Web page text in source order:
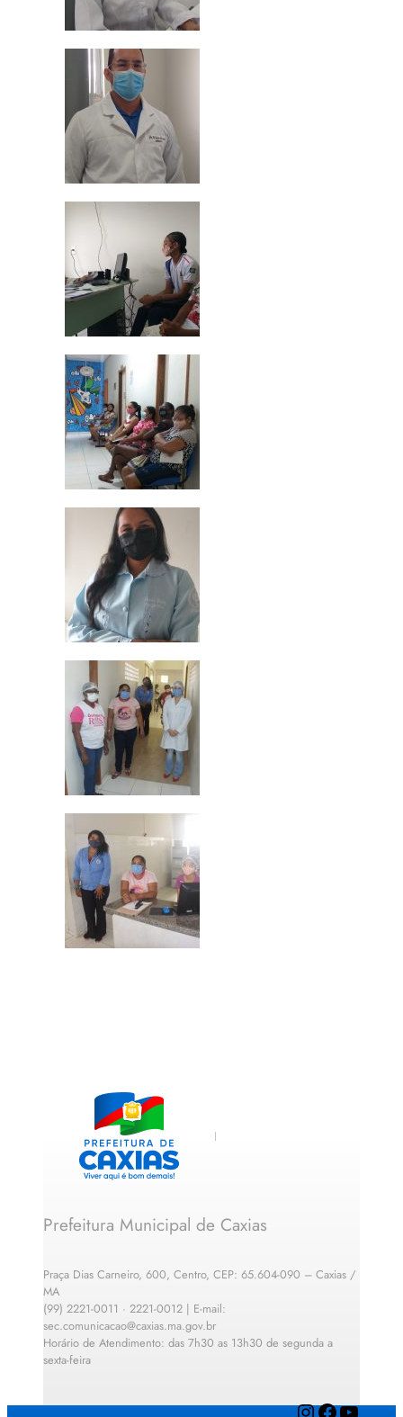
Prefeitura Municipal de Caxias
Praça Dias Carneiro, 600, Centro, CEP: 65.604-090 – Caxias /
MA
(99) 2221-0011 · 2221-0012 | E-mail:
sec.comunicacao@caxias.ma.gov.br
Horário de Atendimento: das 7h30 as 13h30 de segunda a
sexta-feira
InstagramFacebook YouTube